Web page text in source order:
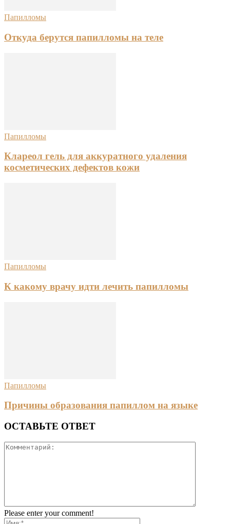
Папилломы
Откуда берутся папилломы на теле
Папилломы
Клареол гель для аккуратного удаления
косметических дефектов кожи
Папилломы
К какому врачу идти лечить папилломы
Папилломы
Причины образования папиллом на языке
ОСТАВЬТЕ ОТВЕТ
Please enter your comment!